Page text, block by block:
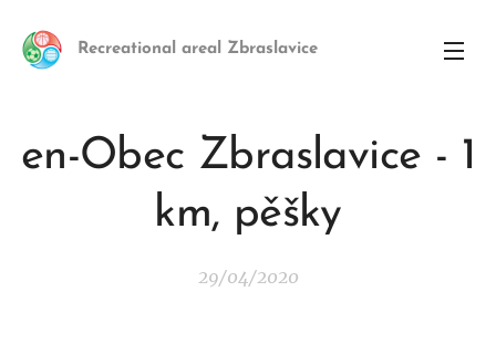
Recreational areal Zbraslavice
en-Obec Zbraslavice - 1
km, pěšky
29/04/2020